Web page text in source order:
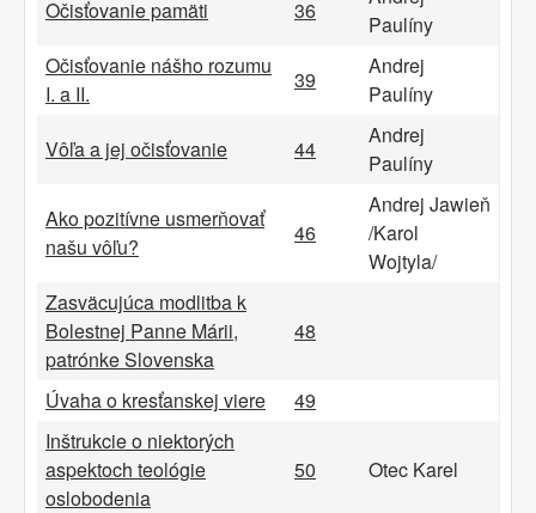
Očisťovanie pamäti
36
Paulíny
Očisťovanie nášho rozumu
I. a II.
39
Andrej
Paulíny
Vôľa a jej očisťovanie
44
Andrej
Paulíny
Ako pozitívne usmerňovať
našu vôľu?
46
Andrej Jawieň
/Karol
Wojtyla/
Zasväcujúca modlitba k
Bolestnej Panne Márii,
patrónke Slovenska
48
Úvaha o kresťanskej viere
49
Inštrukcie o niektorých
aspektoch teológie
oslobodenia
50 Otec Karel